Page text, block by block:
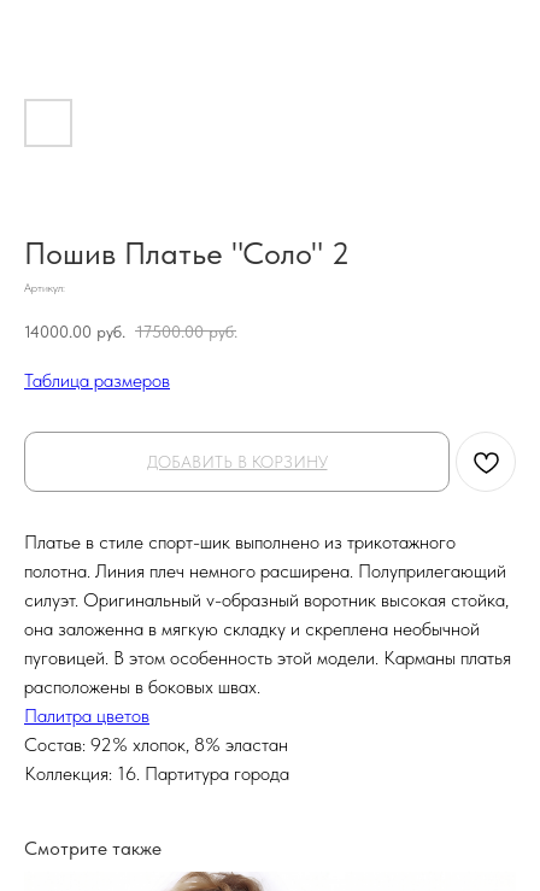
Пошив Платье "Соло" 2
Артикул:
14000.00 руб. 17500.00 руб.
Таблица размеров
ДОБАВИТЬ В КОРЗИНУ
Платье в стиле спорт-шик выполнено из трикотажного
полотна. Линия плеч немного расширена. Полуприлегающий
силуэт. Оригинальный v-образный воротник высокая стойка,
она заложенна в мягкую складку и скреплена необычной
пуговицей. В этом особенность этой модели. Карманы платья
расположены в боковых швах.
Палитра цветов
Состав: 92% хлопок, 8% эластан
Коллекция: 16. Партитура города
Смотрите также